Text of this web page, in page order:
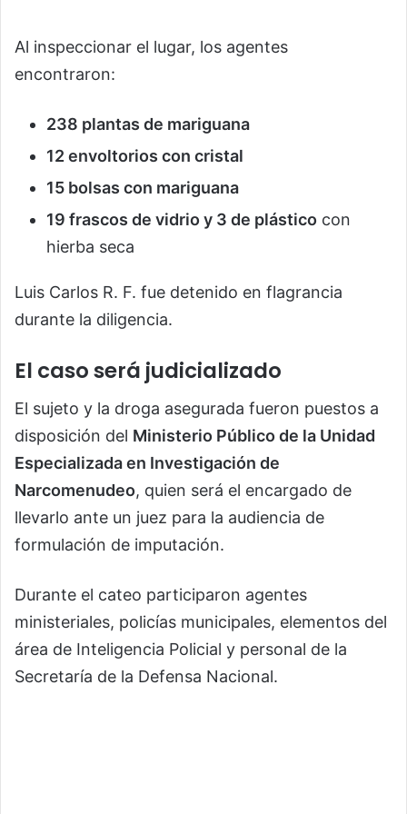
Al inspeccionar el lugar, los agentes
encontraron:
238 plantas de mariguana
12 envoltorios con cristal
15 bolsas con mariguana
19 frascos de vidrio y 3 de plástico con
hierba seca
Luis Carlos R. F. fue detenido en flagrancia
durante la diligencia.
El caso será judicializado
El sujeto y la droga asegurada fueron puestos a
disposición del Ministerio Público de la Unidad
Especializada en Investigación de
Narcomenudeo, quien será el encargado de
llevarlo ante un juez para la audiencia de
formulación de imputación.
Durante el cateo participaron agentes
ministeriales, policías municipales, elementos del
área de Inteligencia Policial y personal de la
Secretaría de la Defensa Nacional.